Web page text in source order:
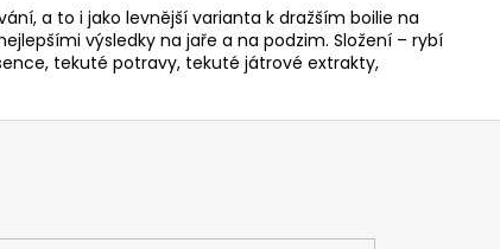
a to i jako levnější varianta k dražším boilie na
výsledky na jaře a na podzim. Složení – rybí
tekuté potravy, tekuté játrové extrakty,